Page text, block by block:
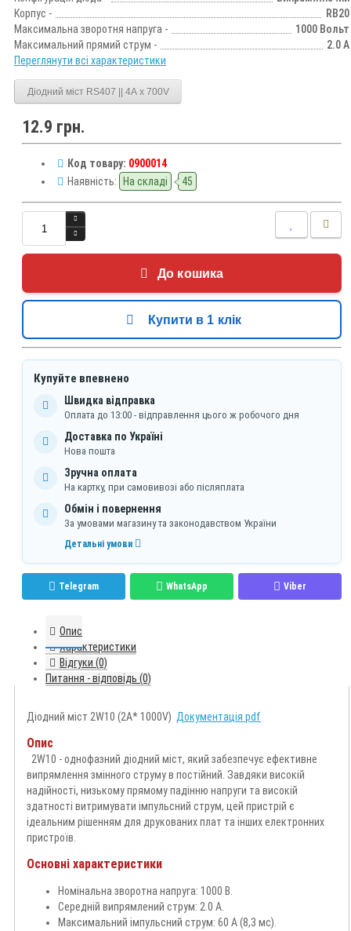
Корпус -
RB20
Максимальна зворотня напруга -
1000 Вольт
Максимальний прямий струм -
2.0 А
Переглянути всі характеристики
Діодний міст RS407 || 4A x 700V
12.9 грн.
Код товару: 0900014
Наявність:
На складі 45
До кошика
Купити в 1 клік
Купуйте впевнено
Швидка відправка
Оплата до 13:00 - відправлення цього ж робочого дня
Доставка по Україні
Нова пошта
Зручна оплата
На картку, при самовивозі або післяплата
Обмін і повернення
За умовами магазину та законодавством України
Детальні умови
Telegram WhatsApp Viber
Опис
Характеристики
Відгуки (0)
Питання - відповідь (0)
Діодний міст 2W10 (2A* 1000V) Документація pdf
Опис
2W10 - однофазний діодний міст, який забезпечує ефективне
випрямлення змінного струму в постійний. Завдяки високій
надійності, низькому прямому падінню напруги та високій
здатності витримувати імпульсний струм, цей пристрій є
ідеальним рішенням для друкованих плат та інших електронних
пристроїв.
Основні характеристики
Номінальна зворотна напруга: 1000 В.
Середній випрямлений струм: 2.0 А.
Максимальний імпульсний струм: 60 А (8,3 мс).